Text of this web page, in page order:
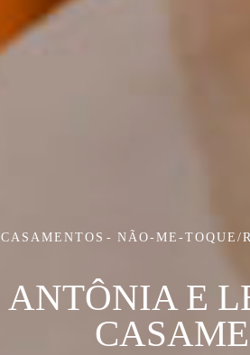
CASAMENTOS NÃO-ME-TOQUE/
ANTÔNIA E